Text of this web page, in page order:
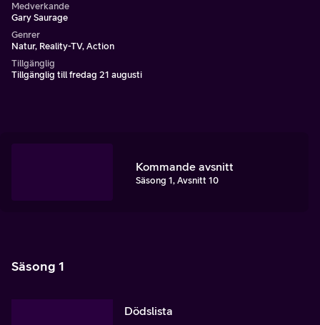
Medverkande
Gary Saurage
Genrer
Natur, Reality-TV, Action
Tillgänglig
Tillgänglig till fredag 21 augusti
Kommande avsnitt
Säsong 1, Avsnitt 10
Säsong 1
Dödslista